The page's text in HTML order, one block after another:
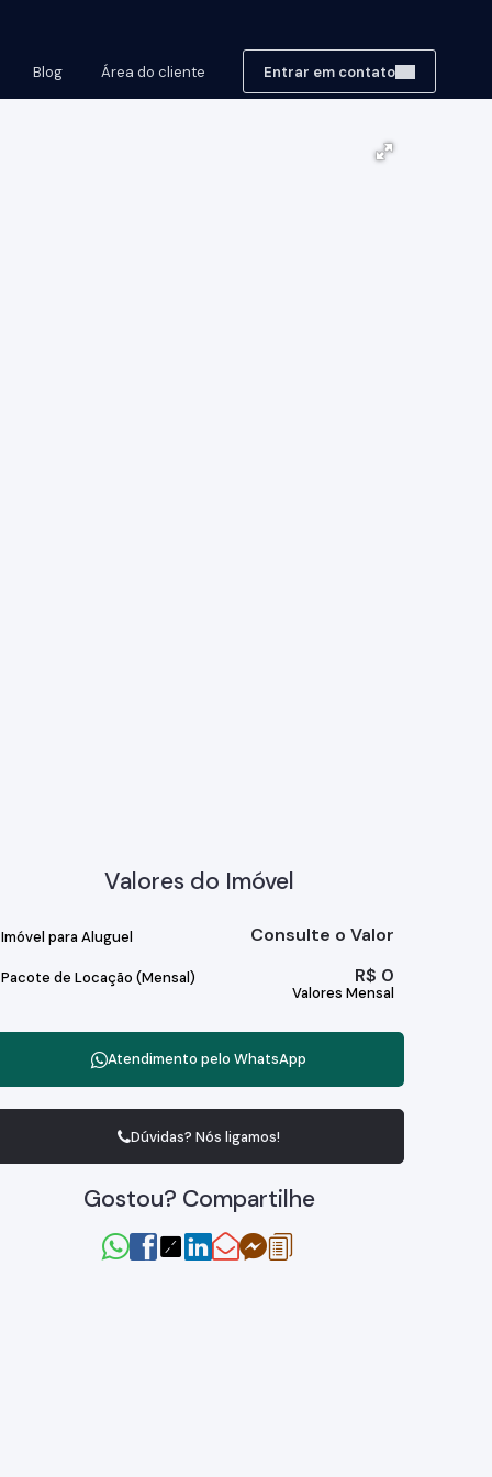
Entrar em contato
Área do cliente
Blog
Valores do Imóvel
Consulte o Valor
Imóvel para Aluguel
Valores Mensal
R$ 0
Pacote de Locação (Mensal)
Atendimento pelo WhatsApp
Dúvidas? Nós ligamos!
Gostou? Compartilhe